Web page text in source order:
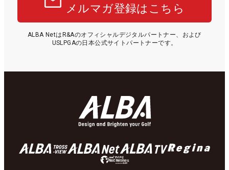
メルマガ登録はこちら
ALBA NetはR&Aのオフィシャルデジタルパートナー、および
USLPGAの日本公式サイトパートナーです。